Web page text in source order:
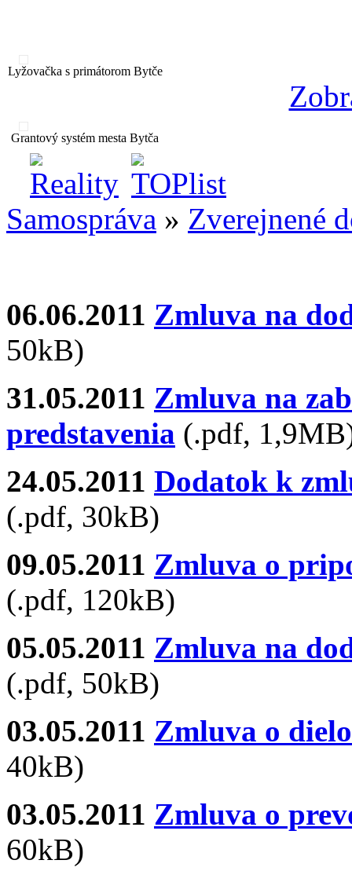
Lyžovačka s primátorom Bytče
Grantový systém mesta Bytča
Samospráva » Zverejnené
06.06.2011 Zmluva na
50kB)
31.05.2011 Zmluva na
predstavenia (.pdf,
24.05.2011 Dodatok k
(.pdf, 30kB)
09.05.2011 Zmluva o
(.pdf, 120kB)
05.05.2011 Zmluva na
(.pdf, 50kB)
03.05.2011 Zmluva o
40kB)
03.05.2011 Zmluva o
60kB)